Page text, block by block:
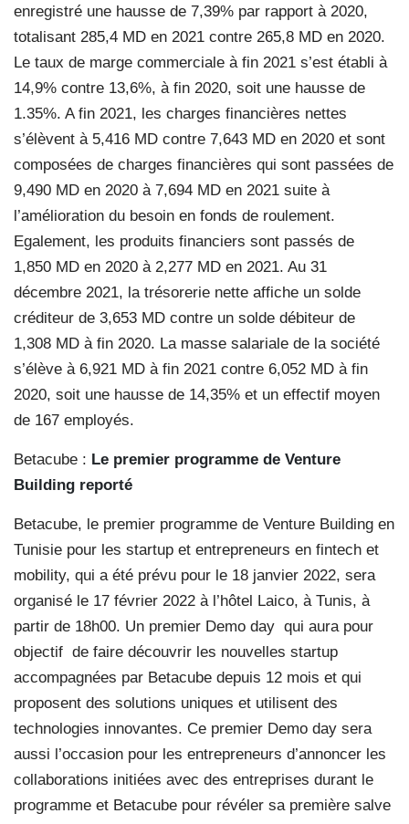
enregistré une hausse de 7,39% par rapport à 2020,
totalisant 285,4 MD en 2021 contre 265,8 MD en 2020.
Le taux de marge commerciale à fin 2021 s’est établi à
14,9% contre 13,6%, à fin 2020, soit une hausse de
1.35%. A fin 2021, les charges financières nettes
s’élèvent à 5,416 MD contre 7,643 MD en 2020 et sont
composées de charges financières qui sont passées de
9,490 MD en 2020 à 7,694 MD en 2021 suite à
l’amélioration du besoin en fonds de roulement.
Egalement, les produits financiers sont passés de
1,850 MD en 2020 à 2,277 MD en 2021. Au 31
décembre 2021, la trésorerie nette affiche un solde
créditeur de 3,653 MD contre un solde débiteur de
1,308 MD à fin 2020. La masse salariale de la société
s’élève à 6,921 MD à fin 2021 contre 6,052 MD à fin
2020, soit une hausse de 14,35% et un effectif moyen
de 167 employés.
Betacube : Le premier programme de Venture
Building reporté
Betacube, le premier programme de Venture Building en
Tunisie pour les startup et entrepreneurs en fintech et
mobility, qui a été prévu pour le 18 janvier 2022, sera
organisé le 17 février 2022 à l’hôtel Laico, à Tunis, à
partir de 18h00. Un premier Demo day qui aura pour
objectif de faire découvrir les nouvelles startup
accompagnées par Betacube depuis 12 mois et qui
proposent des solutions uniques et utilisent des
technologies innovantes. Ce premier Demo day sera
aussi l’occasion pour les entrepreneurs d’annoncer les
collaborations initiées avec des entreprises durant le
programme et Betacube pour révéler sa première salve